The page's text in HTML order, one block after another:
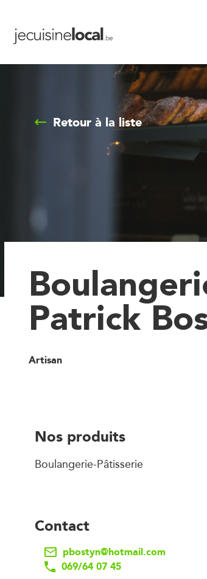
Retour à la liste
Patrick
Artisan
Nos produits
Boulangerie-Pâtisserie
Contact
pbostyn@hotmail.com
069/64 07 45